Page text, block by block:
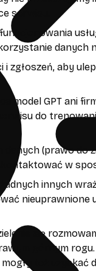
serwisu.
i zgłoszeń, aby
model GPT ani
do
(prawo do
w
żadnych innych
się
górnym
też